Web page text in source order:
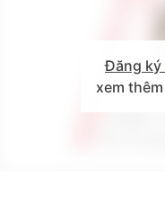
Đăng ký
xem